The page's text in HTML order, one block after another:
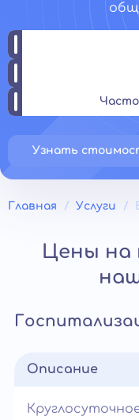
Узнать
Главная Услуги
Цены на
Описание